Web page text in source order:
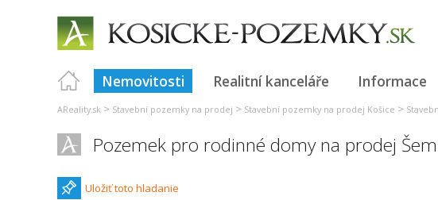
Nemovitosti Realitní kanceláře Informace
AReality.sk > Stavební pozemky na prodej > Stavební pozemky na prodej Košice >
Pozemek pro rodinné domy na prodej
Uložiť toto hladanie